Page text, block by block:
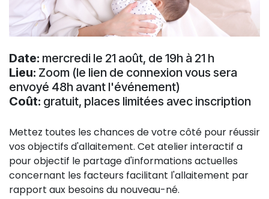
Date: mercredi le 21 août, de 19h à 21 h
Lieu: Zoom (le lien de connexion vous sera
envoyé 48h avant l'événement)
Coût: gratuit, places limitées avec inscription
Mettez toutes les chances de votre côté pour réussir
vos objectifs d'allaitement. Cet atelier interactif a
pour objectif le partage d'informations actuelles
concernant les facteurs facilitant l'allaitement par
rapport aux besoins du nouveau-né.